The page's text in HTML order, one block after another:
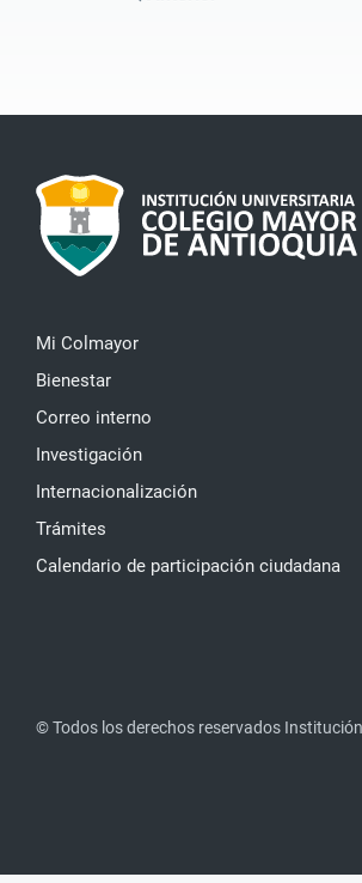
Mi Colmayor
Bienestar
Correo interno
Investigación
Internacionalización
Trámites
Calendario de participación ciudadana
© Todos los derechos reservados